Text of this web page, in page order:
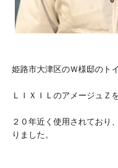
姫路市大津区のＷ様邸のト
ＬＩＸＩＬのアメージュＺ
２０年近く使用されており
りました。